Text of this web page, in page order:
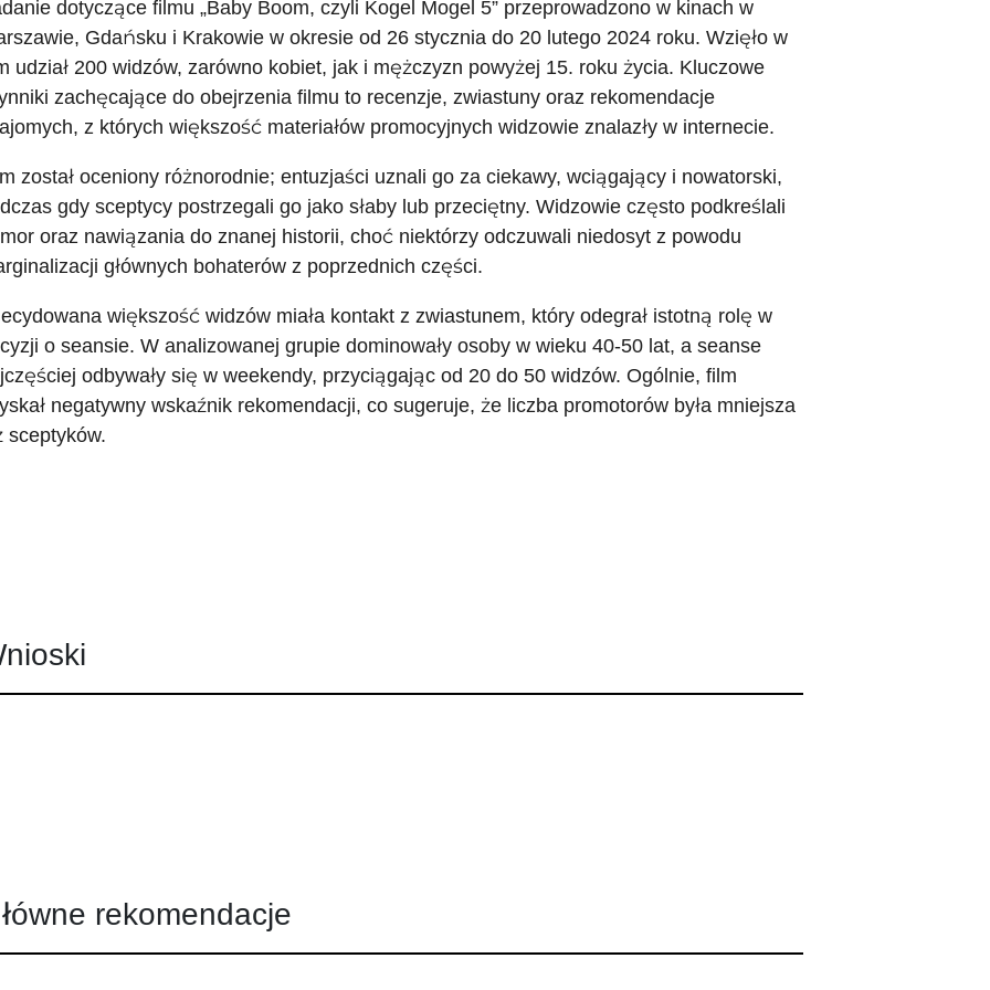
dotyczące filmu „Baby Boom, czyli Kogel Mogel 5” przeprowadzono w kinach w
Gdańsku i Krakowie w okresie od 26 stycznia do 20 lutego 2024 roku. Wzięło w
udział 200 widzów, zarówno kobiet, jak i mężczyzn powyżej 15. roku życia. Kluczowe
zachęcające do obejrzenia filmu to recenzje, zwiastuny oraz rekomendacje
z których większość materiałów promocyjnych widzowie znalazły w internecie.
został oceniony różnorodnie; entuzjaści uznali go za ciekawy, wciągający i nowatorski,
gdy sceptycy postrzegali go jako słaby lub przeciętny. Widzowie często podkreślali
oraz nawiązania do znanej historii, choć niektórzy odczuwali niedosyt z powodu
głównych bohaterów z poprzednich części.
większość widzów miała kontakt z zwiastunem, który odegrał istotną rolę w
o seansie. W analizowanej grupie dominowały osoby w wieku 40-50 lat, a seanse
odbywały się w weekendy, przyciągając od 20 do 50 widzów. Ogólnie, film
negatywny wskaźnik rekomendacji, co sugeruje, że liczba promotorów była mniejsza
sceptyków.
rekomendacje